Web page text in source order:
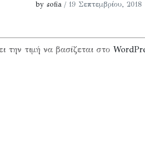
by sofia / 19 Σεπτεμβρίου, 2018
την τιμή να βασίζεται στο